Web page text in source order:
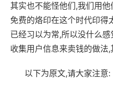
其实也不能怪他们,我们用
免费的烙印在这个时代印得
已经习以为常,所以没什么
收集用户信息来卖钱的做法,
以下为原文,请大家注意: